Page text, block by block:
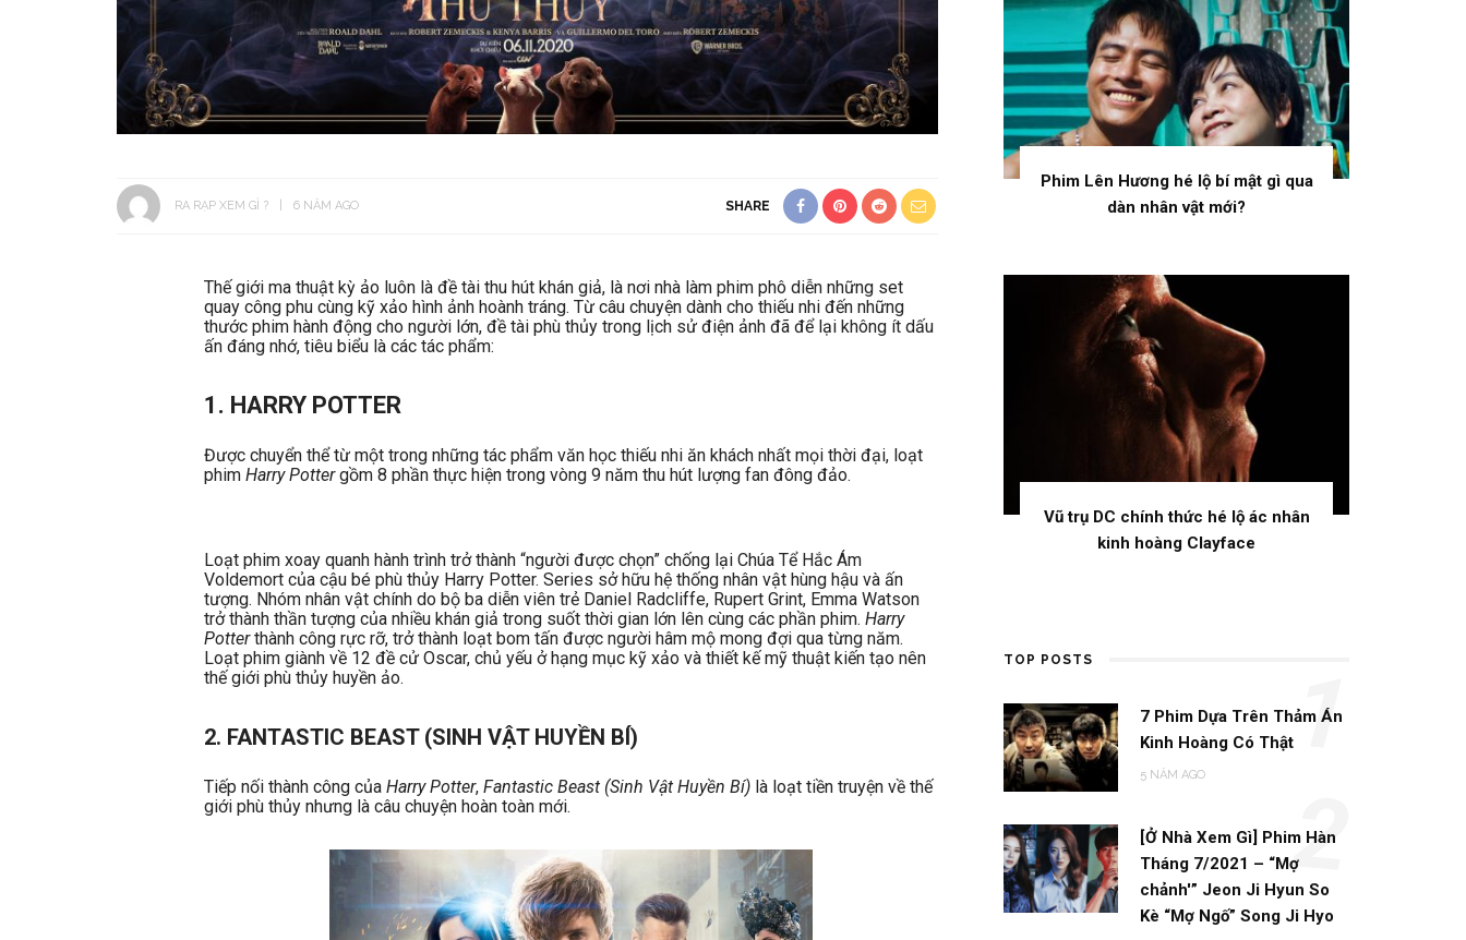
RA RẠP XEM GÌ ? 6 NĂM AGO SHARE
Thế giới ma thuật kỳ ảo luôn là đề tài thu hút khán giả, là nơi nhà làm phim phô diễn những set
quay công phu cùng kỹ xảo hình ảnh hoành tráng. Từ câu chuyện dành cho thiếu nhi đến những
thước phim hành động cho người lớn, đề tài phù thủy trong lịch sử điện ảnh đã để lại không ít dấu
ấn đáng nhớ, tiêu biểu là các tác phẩm:
1. HARRY POTTER
Được chuyển thể từ một trong những tác phẩm văn học thiếu nhi ăn khách nhất mọi thời đại, loạt
phim Harry Pottergồm 8 phần thực hiện trong vòng 9 năm thu hút lượng fan đông đảo.
Loạt phim xoay quanh hành trình trở thành “người được chọn” chống lại Chúa Tể Hắc Ám
Voldemort của cậu bé phù thủy Harry Potter. Series sở hữu hệ thống nhân vật hùng hậu và ấn
tượng. Nhóm nhân vật chính do bộ ba diễn viên trẻ Daniel Radcliffe, Rupert Grint, Emma Watson
trở thành thần tượng của nhiều khán giả trong suốt thời gian lớn lên cùng các phần phim. Harry
Potterthành công rực rỡ, trở thành loạt bom tấn được người hâm mộ mong đợi qua từng năm.
Loạt phim giành về 12 đề cử Oscar, chủ yếu ở hạng mục kỹ xảo và thiết kế mỹ thuật kiến tạo nên
thế giới phù thủy huyền ảo.
2. FANTASTIC BEAST (SINH VẬT HUYỀN BÍ)
Tiếp nối thành công của Harry Potter, Fantastic Beast (Sinh Vật Huyền Bí) là loạt tiền truyện về thế
giới phù thủy nhưng là câu chuyện hoàn toàn mới.
Phim Lên Hương hé lộ bí mật gì qua
dàn nhân vật mới?
Vũ trụ DC chính thức hé lộ ác nhân
kinh hoàng Clayface
TOP POSTS
7 Phim Dựa Trên Thảm Án
Kinh Hoàng Có Thật
5 NĂM AGO
1
[Ở Nhà Xem Gì] Phim Hàn
Tháng 7/2021 – “Mợ
chảnh'” Jeon Ji Hyun So
Kè “Mợ Ngố” Song Ji Hyo
2